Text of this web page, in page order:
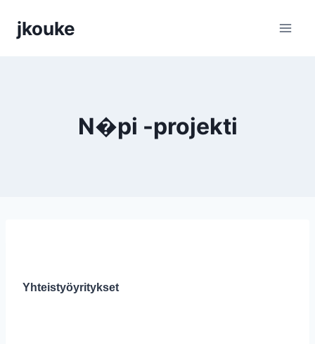
sisältöön
jkouke
N�pi -projekti
Yhteistyöyritykset